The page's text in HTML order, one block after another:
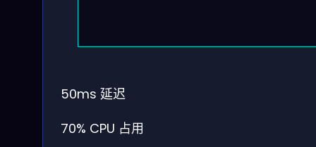
50ms 延迟
70% CPU 占用